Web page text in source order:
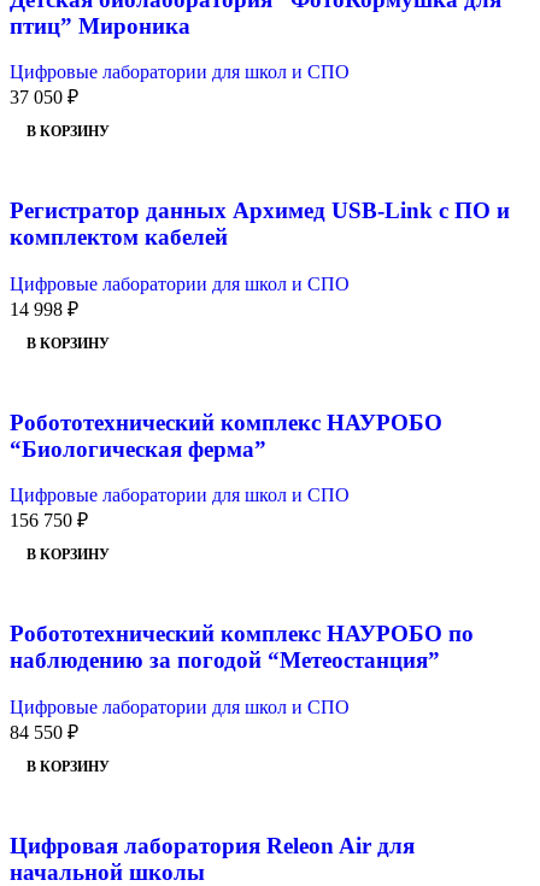
птиц” Мироника
Цифровые лаборатории для школ и СПО
37 050 ₽
В КОРЗИНУ
Регистратор данных Архимед USB-Link с ПО и
комплектом кабелей
Цифровые лаборатории для школ и СПО
14 998 ₽
В КОРЗИНУ
Робототехнический комплекс НАУРОБО
“Биологическая ферма”
Цифровые лаборатории для школ и СПО
156 750 ₽
В КОРЗИНУ
Робототехнический комплекс НАУРОБО по
наблюдению за погодой “Метеостанция”
Цифровые лаборатории для школ и СПО
84 550 ₽
В КОРЗИНУ
Цифровая лаборатория Releon Air для
начальной школы